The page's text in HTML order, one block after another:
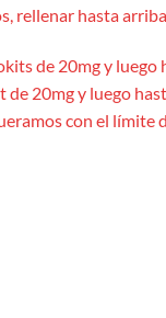
rellenar hasta
de 20mg y luego
de 20mg y luego
con el límite